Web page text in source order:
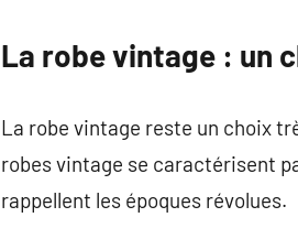
La robe vintage : un
La robe vintage reste un choix
robes vintage se caractérisent
rappellent les époques révolues.